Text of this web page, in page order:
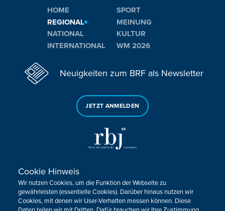
HOME
REGIONAL
NATIONAL
INTERNATIONAL
SPORT
MEINUNG
KULTUR
WM 2026
Neuigkeiten zum BRF als Newsletter
JETZT ANMELDEN
Sie haben noch Fragen oder Anmerkungen?
KONTAKTIEREN SIE UNS!
Cookie Hinweis
Wir nutzen Cookies, um die Funktion der Webseite zu
gewährleisten (essentielle Cookies). Darüber hinaus nutzen wir
Cookies, mit denen wir User-Verhalten messen können. Diese